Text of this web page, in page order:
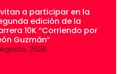
a participar en la
edición de la
10K “Corriendo por
Guzmán”
2026